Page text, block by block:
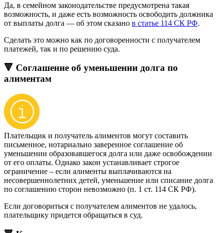
Да, в семейном законодательстве предусмотрена такая
возможность, и даже есть возможность освободить должника
от выплаты долга — об этом сказано в статье 114 СК РФ.
Сделать это можно как по договоренности с получателем
платежей, так и по решению суда.
🔻 Соглашение об уменьшении долга по
алиментам
Плательщик и получатель алиментов могут составить
письменное, нотариально заверенное соглашение об
уменьшении образовавшегося долга или даже освобождении
от его оплаты. Однако закон устанавливает строгое
ограничение – если алименты выплачиваются на
несовершеннолетних детей, уменьшение или списание долга
по соглашению сторон невозможно (п. 1 ст. 114 СК РФ).
Если договориться с получателем алиментов не удалось,
плательщику придется обращаться в суд.